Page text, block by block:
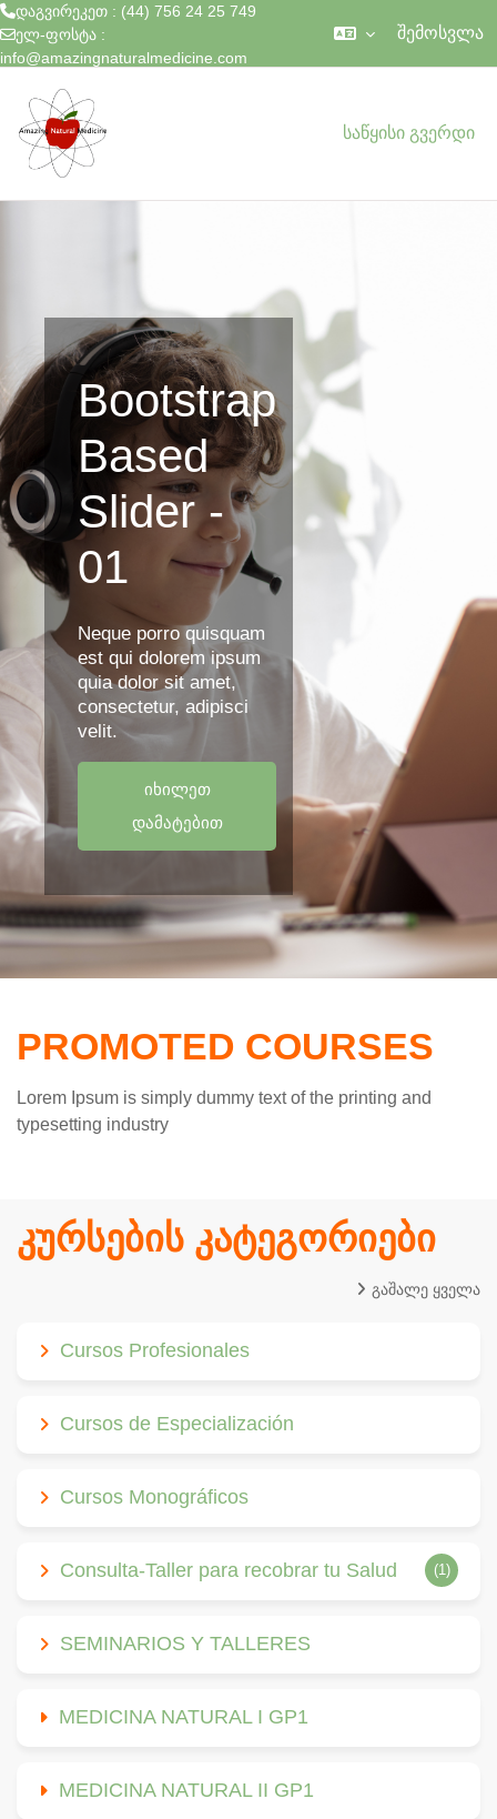
დაგვირეკეთ : (44) 756 24 25 749
ელ-ფოსტა :
info@amazingnaturalmedicine.com
შემოსვლა
საწყისი გვერდი
Bootstrap
Based
Slider -
01
Neque porro quisquam
est qui dolorem ipsum
quia dolor sit amet,
consectetur, adipisci
velit.
იხილეთ
დამატებით
PROMOTED COURSES
Lorem Ipsum is simply dummy text of the printing and
typesetting industry
კურსების კატეგორიები
გაშალე ყველა
Cursos Profesionales
Cursos de Especialización
Cursos Monográficos
Consulta-Taller para recobrar tu Salud (1)
SEMINARIOS Y TALLERES
MEDICINA NATURAL I GP1
MEDICINA NATURAL II GP1